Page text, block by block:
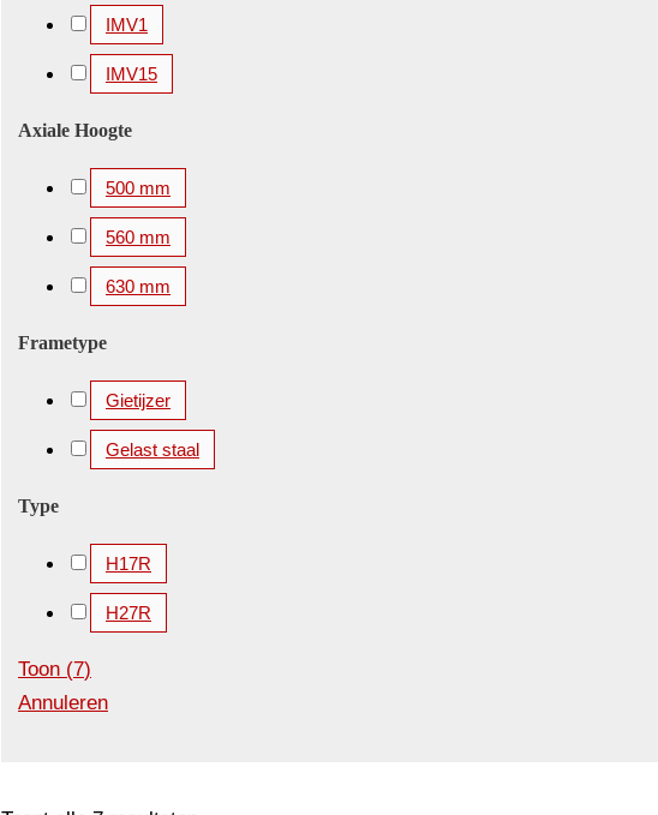
IMV1
IMV15
Axiale Hoogte
500 mm
560 mm
630 mm
Frametype
Gietijzer
Gelast staal
Type
H17R
H27R
Toon (7)
Annuleren